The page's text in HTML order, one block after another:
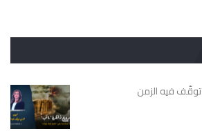
توقّف فيه الزمن